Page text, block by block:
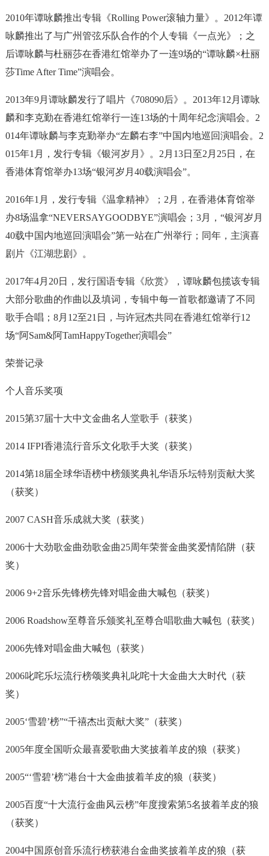
2010年谭咏麟推出专辑《Rolling Power滚轴力量》。2012年谭
咏麟推出了与广州管弦乐队合作的个人专辑《一点光》；之
后谭咏麟与杜丽莎在香港红馆举办了一连9场的“谭咏麟×杜丽
莎Time After Time”演唱会。
2013年9月谭咏麟发行了唱片《708090后》。2013年12月谭咏
麟和李克勤在香港红馆举行一连13场的十周年纪念演唱会。2
014年谭咏麟与李克勤举办“左麟右李”中国内地巡回演唱会。2
015年1月，发行专辑《银河岁月》。2月13日至2月25日，在
香港体育馆举办13场“银河岁月40载演唱会”。
2016年1月，发行专辑《温拿精神》；2月，在香港体育馆举
办8场温拿“NEVERSAYGOODBYE”演唱会；3月，“银河岁月
40载中国内地巡回演唱会”第一站在广州举行；同年，主演喜
剧片《江湖悲剧》。
2017年4月20日，发行国语专辑《欣赏》，谭咏麟包揽该专辑
大部分歌曲的作曲以及填词，专辑中每一首歌都邀请了不同
歌手合唱；8月12至21日，与许冠杰共同在香港红馆举行12
场“阿Sam&阿TamHappyTogether演唱会”
荣誉记录
个人音乐奖项
2015第37届十大中文金曲名人堂歌手（获奖）
2014 IFPI香港流行音乐文化歌手大奖（获奖）
2014第18届全球华语榜中榜颁奖典礼华语乐坛特别贡献大奖
（获奖）
2007 CASH音乐成就大奖（获奖）
2006十大劲歌金曲劲歌金曲25周年荣誉金曲奖爱情陷阱（获
奖）
2006 9+2音乐先锋榜先锋对唱金曲大喊包（获奖）
2006 Roadshow至尊音乐颁奖礼至尊合唱歌曲大喊包（获奖）
2006先锋对唱金曲大喊包（获奖）
2006叱咤乐坛流行榜颂奖典礼叱咤十大金曲大大时代（获
奖）
2005‘雪碧’榜”“千禧杰出贡献大奖”（获奖）
2005年度全国听众最喜爱歌曲大奖披着羊皮的狼（获奖）
2005“‘雪碧’榜”港台十大金曲披着羊皮的狼（获奖）
2005百度“十大流行金曲风云榜”年度搜索第5名披着羊皮的狼
（获奖）
2004中国原创音乐流行榜获港台金曲奖披着羊皮的狼（获